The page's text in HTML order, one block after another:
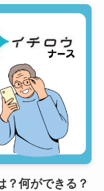
？何ができる？